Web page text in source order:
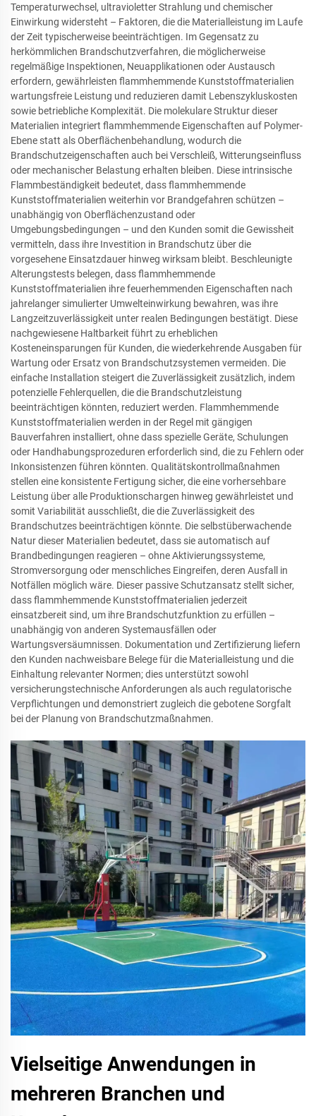
Temperaturwechsel, ultravioletter Strahlung und chemischer
Einwirkung widersteht – Faktoren, die die Materialleistung im Laufe
der Zeit typischerweise beeinträchtigen. Im Gegensatz zu
herkömmlichen Brandschutzverfahren, die möglicherweise
regelmäßige Inspektionen, Neuapplikationen oder Austausch
erfordern, gewährleisten flammhemmende Kunststoffmaterialien
wartungsfreie Leistung und reduzieren damit Lebenszykluskosten
sowie betriebliche Komplexität. Die molekulare Struktur dieser
Materialien integriert flammhemmende Eigenschaften auf Polymer-
Ebene statt als Oberflächenbehandlung, wodurch die
Brandschutzeigenschaften auch bei Verschleiß, Witterungseinfluss
oder mechanischer Belastung erhalten bleiben. Diese intrinsische
Flammbeständigkeit bedeutet, dass flammhemmende
Kunststoffmaterialien weiterhin vor Brandgefahren schützen –
unabhängig von Oberflächenzustand oder
Umgebungsbedingungen – und den Kunden somit die Gewissheit
vermitteln, dass ihre Investition in Brandschutz über die
vorgesehene Einsatzdauer hinweg wirksam bleibt. Beschleunigte
Alterungstests belegen, dass flammhemmende
Kunststoffmaterialien ihre feuerhemmenden Eigenschaften nach
jahrelanger simulierter Umwelteinwirkung bewahren, was ihre
Langzeitzuverlässigkeit unter realen Bedingungen bestätigt. Diese
nachgewiesene Haltbarkeit führt zu erheblichen
Kosteneinsparungen für Kunden, die wiederkehrende Ausgaben für
Wartung oder Ersatz von Brandschutzsystemen vermeiden. Die
einfache Installation steigert die Zuverlässigkeit zusätzlich, indem
potenzielle Fehlerquellen, die die Brandschutzleistung
beeinträchtigen könnten, reduziert werden. Flammhemmende
Kunststoffmaterialien werden in der Regel mit gängigen
Bauverfahren installiert, ohne dass spezielle Geräte, Schulungen
oder Handhabungsprozeduren erforderlich sind, die zu Fehlern oder
Inkonsistenzen führen könnten. Qualitätskontrollmaßnahmen
stellen eine konsistente Fertigung sicher, die eine vorhersehbare
Leistung über alle Produktionschargen hinweg gewährleistet und
somit Variabilität ausschließt, die die Zuverlässigkeit des
Brandschutzes beeinträchtigen könnte. Die selbstüberwachende
Natur dieser Materialien bedeutet, dass sie automatisch auf
Brandbedingungen reagieren – ohne Aktivierungssysteme,
Stromversorgung oder menschliches Eingreifen, deren Ausfall in
Notfällen möglich wäre. Dieser passive Schutzansatz stellt sicher,
dass flammhemmende Kunststoffmaterialien jederzeit
einsatzbereit sind, um ihre Brandschutzfunktion zu erfüllen –
unabhängig von anderen Systemausfällen oder
Wartungsversäumnissen. Dokumentation und Zertifizierung liefern
den Kunden nachweisbare Belege für die Materialleistung und die
Einhaltung relevanter Normen; dies unterstützt sowohl
versicherungstechnische Anforderungen als auch regulatorische
Verpflichtungen und demonstriert zugleich die gebotene Sorgfalt
bei der Planung von Brandschutzmaßnahmen.
Vielseitige Anwendungen in
mehreren Branchen und